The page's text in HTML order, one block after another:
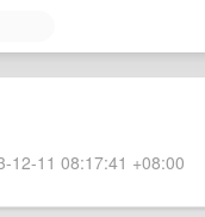
12-11 08:17:41 +08:00